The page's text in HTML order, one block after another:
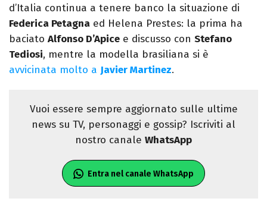
d’Italia continua a tenere banco la situazione di
Federica Petagna ed Helena Prestes: la prima ha
baciato Alfonso D’Apice e discusso con Stefano
Tediosi, mentre la modella brasiliana si è
avvicinata molto a Javier Martinez.
Vuoi essere sempre aggiornato sulle ultime
news su TV, personaggi e gossip? Iscriviti al
nostro canale WhatsApp
Entra nel canale WhatsApp